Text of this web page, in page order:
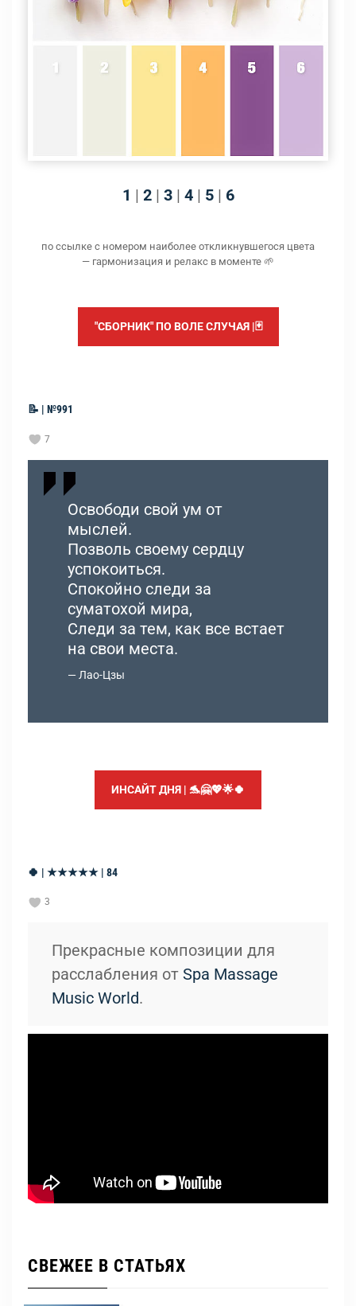
1 | 2 | 3 | 4 | 5 | 6
по ссылке с номером наиболее откликнувшегося цвета
— гармонизация и релакс в моменте 🌱
"СБОРНИК" ПО ВОЛЕ СЛУЧАЯ |🃏
📝 | №991
7
Освободи свой ум от
мыслей.
Позволь своему сердцу
успокоиться.
Спокойно следи за
суматохой мира,
Следи за тем, как все встает
на свои места.
Лао-Цзы
ИНСАЙТ ДНЯ | 🐬🤗💖🌟🍀
🍀 | ★★★★★ | 84
3
Прекрасные композиции для
расслабления от Spa Massage
Music World.
СВЕЖЕЕ В СТАТЬЯХ